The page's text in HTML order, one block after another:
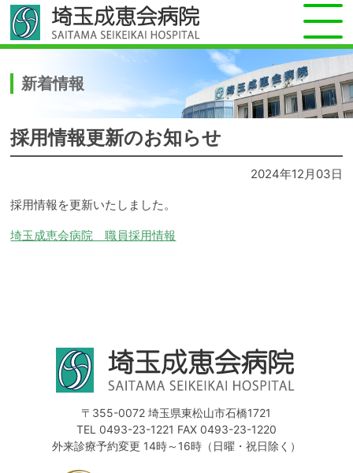
新着情報
採用情報更新のお知らせ
2024年12月03日
採用情報を更新いたしました。
埼玉成恵会病院 職員採用情報
〒355-0072 埼玉県東松山市石橋1721
TEL 0493-23-1221 FAX 0493-23-1220
外来診療予約変更 14時～16時（日曜・祝日除く）